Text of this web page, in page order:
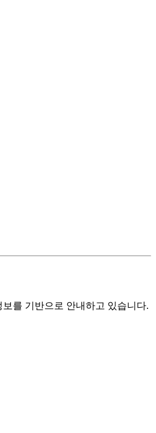
를 기반으로 안내하고 있습니다.